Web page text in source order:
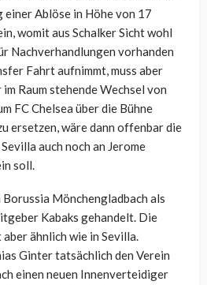
einer Ablöse in Höhe von 17
womit aus Schalker Sicht wohl
Nachverhandlungen vorhanden
Fahrt aufnimmt, muss aber
Raum stehende Wechsel von
FC Chelsea über die Bühne
ersetzen, wäre dann offenbar die
auch noch an Jerome
soll.
Mönchengladbach als
Kabaks gehandelt. Die
ähnlich wie in Sevilla.
Ginter tatsächlich den Verein
einen neuen Innenverteidiger